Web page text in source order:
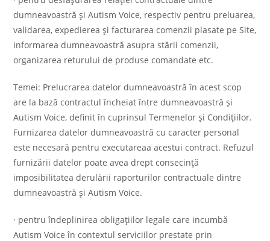
dumneavoastră şi Autism Voice, respectiv pentru preluarea,
validarea, expedierea şi facturarea comenzii plasate pe Site,
informarea dumneavoastră asupra stării comenzii,
organizarea returului de produse comandate etc.
Temei: Prelucrarea datelor dumneavoastră în acest scop
are la bază contractul încheiat între dumneavoastră și
Autism Voice, definit în cuprinsul Termenelor și Condițiilor.
Furnizarea datelor dumneavoastră cu caracter personal
este necesară pentru executareaa acestui contract. Refuzul
furnizării datelor poate avea drept consecință
imposibilitatea derulării raporturilor contractuale dintre
dumneavoastră și Autism Voice.
· pentru îndeplinirea obligațiilor legale care incumbă
Autism Voice în contextul serviciilor prestate prin